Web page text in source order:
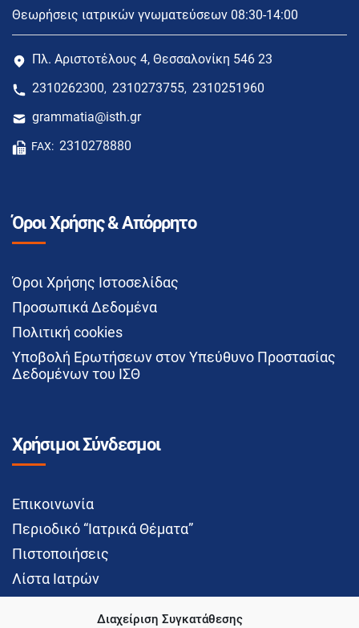
Διαχείριση Συγκατάθεσης
Θεωρήσεις ιατρικών γνωματεύσεων 08:30-14:00
Πλ. Αριστοτέλους 4, Θεσσαλονίκη 546 23
2310262300, 2310273755, 2310251960
grammatia@isth.gr
FAX: 2310278880
Όροι Χρήσης & Απόρρητο
Όροι Χρήσης Ιστοσελίδας
Προσωπικά Δεδομένα
Πολιτική cookies
Υποβολή Ερωτήσεων στον Υπεύθυνο Προστασίας
Δεδομένων του ΙΣΘ
Χρήσιμοι Σύνδεσμοι
Επικοινωνία
Περιοδικό “Ιατρικά Θέματα”
Πιστοποιήσεις
Λίστα Ιατρών